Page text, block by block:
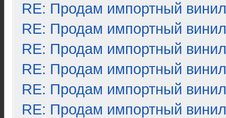
RE: Продам импортный винил
RE: Продам импортный винил
RE: Продам импортный винил
RE: Продам импортный винил
RE: Продам импортный винил
RE: Продам импортный винил